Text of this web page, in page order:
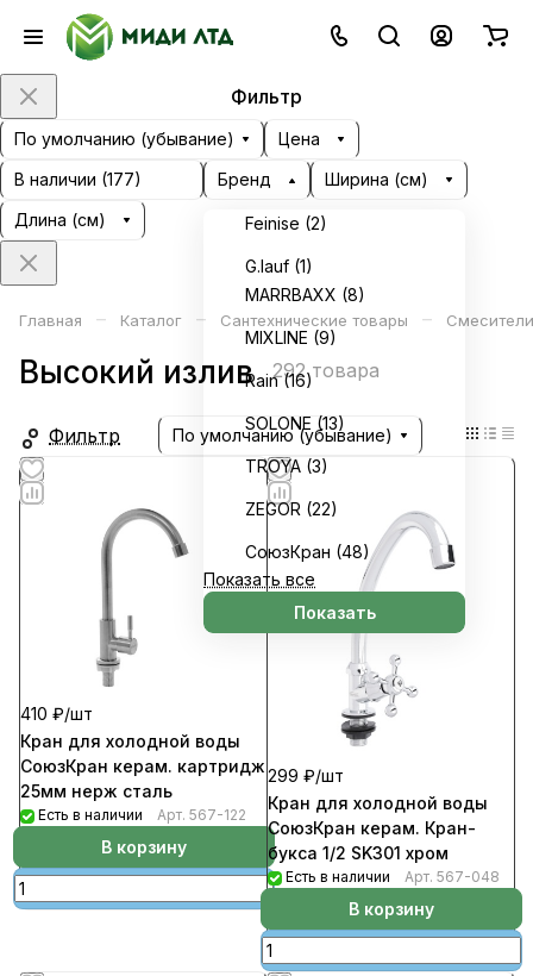
Фильтр
По умолчанию (убывание)
Цена
В наличии (177) Бренд
Feinise (2)
G.lauf (1)
MARRBAXX (8)
MIXLINE (9)
Rain (16)
SOLONE (13)
TROYA (3)
ZEGOR (22)
СоюзКран (48)
Показать все
Показать
Ширина (см)
Длина (см)
Главная – Каталог – Сантехнические товары –
Высокий излив 292 товара
Фильтр По умолчанию (убывание)
410 ₽/шт
Кран для холодной воды
СоюзКран керам. картридж
25мм нерж сталь
Есть в наличии Арт. 567-122
В корзину
299 ₽/шт
Кран для холодной воды
СоюзКран керам. Кран-
букса 1/2 SK301 хром
Есть в наличии Арт. 567-048
В корзину